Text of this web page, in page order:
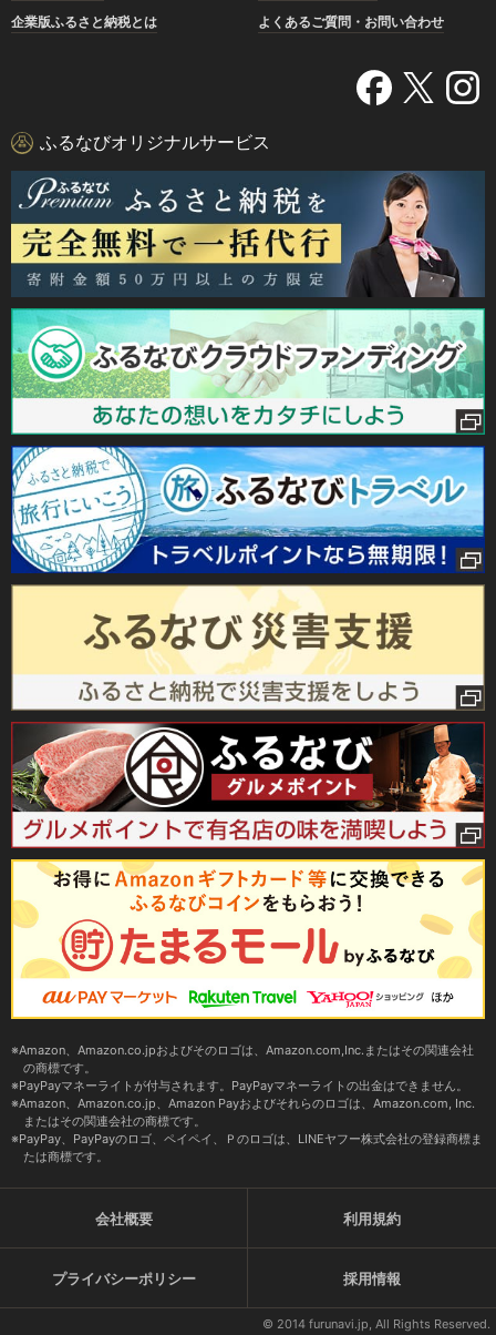
企業版ふるさと納税とは
よくあるご質問・お問い合わせ
ふるなびオリジナルサービス
Amazon、Amazon.co.jpおよびそのロゴは、Amazon.com,Inc.またはその関連会社
の商標です。
PayPayマネーライトが付与されます。PayPayマネーライトの出金はできません。
Amazon、Amazon.co.jp、Amazon Payおよびそれらのロゴは、Amazon.com, Inc.
またはその関連会社の商標です。
PayPay、PayPayのロゴ、ペイペイ、Ｐのロゴは、LINEヤフー株式会社の登録商標ま
たは商標です。
会社概要 利用規約
プライバシーポリシー 採用情報
© 2014 furunavi.jp, All Rights Reserved.